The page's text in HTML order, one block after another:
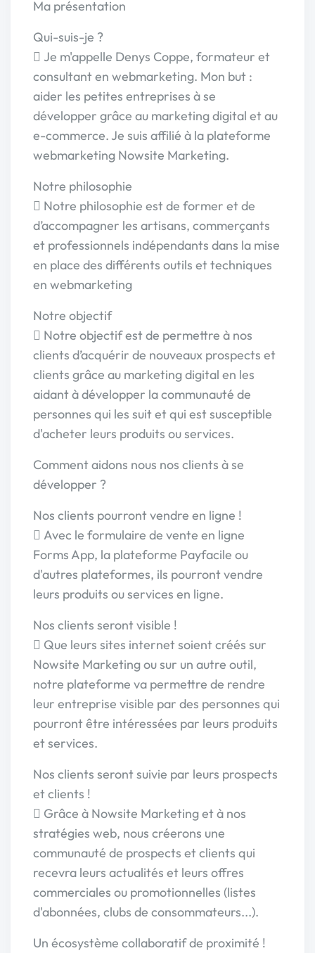
Ma présentation
Qui-suis-je ?
 Je m'appelle Denys Coppe, formateur et
consultant en webmarketing. Mon but :
aider les petites entreprises à se
développer grâce au marketing digital et au
e-commerce. Je suis affilié à la plateforme
webmarketing Nowsite Marketing.
Notre philosophie
 Notre philosophie est de former et de
d’accompagner les artisans, commerçants
et professionnels indépendants dans la mise
en place des différents outils et techniques
en webmarketing
Notre objectif
 Notre objectif est de permettre à nos
clients d’acquérir de nouveaux prospects et
clients grâce au marketing digital en les
aidant à développer la communauté de
personnes qui les suit et qui est susceptible
d'acheter leurs produits ou services.
Comment aidons nous nos clients à se
développer ?
Nos clients pourront vendre en ligne !
 Avec le formulaire de vente en ligne
Forms App, la plateforme Payfacile ou
d'autres plateformes, ils pourront vendre
leurs produits ou services en ligne.
Nos clients seront visible !
 Que leurs sites internet soient créés sur
Nowsite Marketing ou sur un autre outil,
notre plateforme va permettre de rendre
leur entreprise visible par des personnes qui
pourront être intéressées par leurs produits
et services.
Nos clients seront suivie par leurs prospects
et clients !
 Grâce à Nowsite Marketing et à nos
stratégies web, nous créerons une
communauté de prospects et clients qui
recevra leurs actualités et leurs offres
commerciales ou promotionnelles (listes
d'abonnées, clubs de consommateurs...).
Un écosystème collaboratif de proximité !